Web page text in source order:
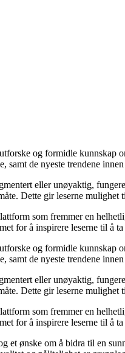
og formidle
samt de nyeste trendene
eller unøyaktig,
Dette gir leserne
som fremmer en
for å inspirere leserne til å
og formidle
samt de nyeste trendene
eller unøyaktig,
Dette gir leserne
som fremmer en
for å inspirere leserne til å
et ønske om å bidra til en